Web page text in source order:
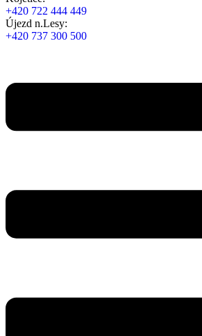
+420 722 444 449
Újezd n.Lesy:
+420 737 300 500